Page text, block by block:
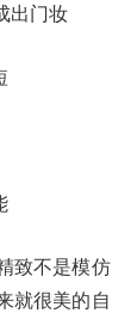
出门妆
致不是模仿
就很美的自